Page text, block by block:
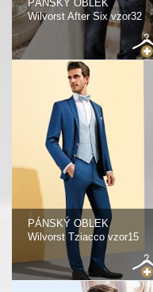
PÁNSKÝ OBLEK
Wilvorst After Six vzor32
PÁNSKÝ OBLEK
Wilvorst Tziacco vzor15